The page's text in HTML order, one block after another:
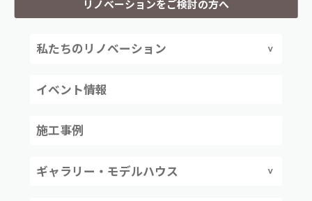
リノベーションをご検討の方へ
私たちのリノベーション
イベント情報
施工事例
ギャラリー・モデルハウス